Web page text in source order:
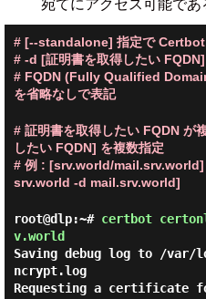
宛てにアクセス可能であ
# [--standalone] 指定で Certbot
# -d [証明書を取得したい FQDN]
# FQDN (Fully Qualified
を省略なしで表記
# 証明書を取得したい FQDN が
したい FQDN] を複数指定
# 例 : [srv.world/
srv.world -d mail.srv.world]
root@dlp:~# certbot
v.world
Saving debug log to /
ncrypt.log
Requesting a certificate